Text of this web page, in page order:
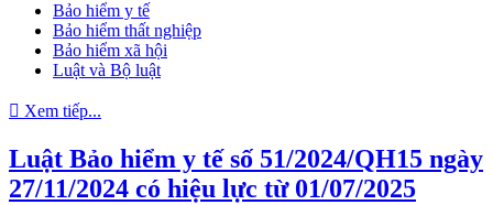
Bảo hiểm y tế
Bảo hiểm thất nghiệp
Bảo hiểm xã hội
Luật và Bộ luật
Xem tiếp...
Luật Bảo hiểm y tế số 51/2024/QH15 ngày
27/11/2024 có hiệu lực từ 01/07/2025